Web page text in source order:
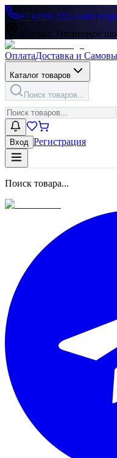
+7 (499) 322-33-86|
Москва, Пятницкое
ОплатаДоставка и
Каталог товаров
Поиск товаров...
Вход Регистрация
Поиск товара...